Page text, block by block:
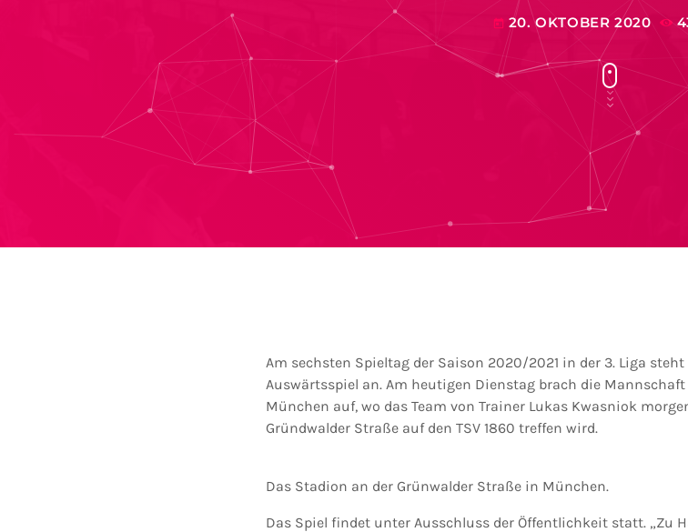
today 20. OKTOBER 2020
Am sechsten Spieltag der Saison 2020/2021 in der 3. Liga
Auswärtsspiel an. Am heutigen Dienstag brach die
München auf, wo das Team von Trainer Lukas Kwasniok
Gründwalder Straße auf den TSV 1860 treffen wird.
Das Stadion an der Grünwalder Straße in München.
Das Spiel findet unter Ausschluss der Öffentlichkeit statt. „Zu